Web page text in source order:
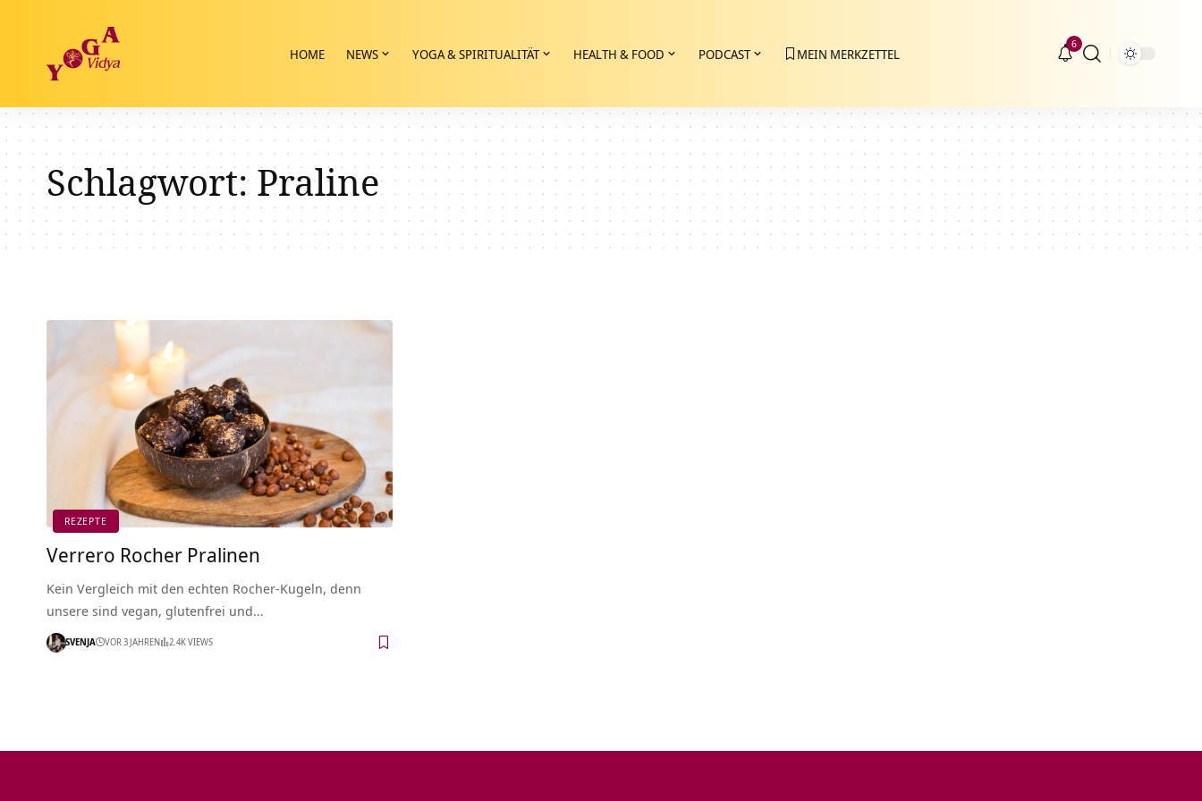
HOME NEWS YOGA & SPIRITUALITÄT HEALTH & FOOD PODCAST MEIN MERKZETTEL
6
Schlagwort:Praline
REZEPTE
Verrero Rocher Pralinen
Kein Vergleich mit den echten Rocher-Kugeln, denn
unsere sind vegan, glutenfrei und…
SVENJA VOR 3 JAHREN 2.4K VIEWS